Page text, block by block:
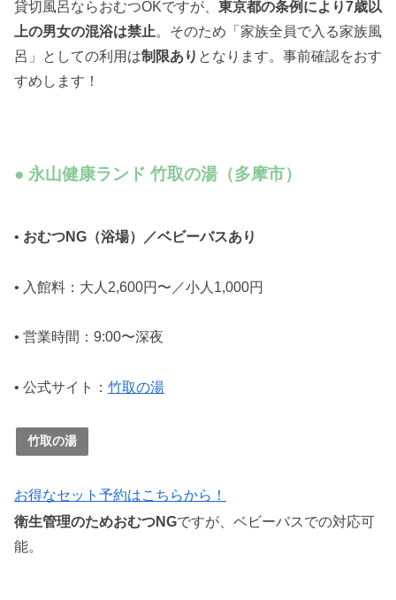
貸切風呂ならおむつOKですが、 東京都の条例により7歳以
上の男女の混浴は禁止。そのため「家族全員で入る家族風
呂」としての利用は制限あり となります。事前確認をおす
すめします！
● 永山健康ランド 竹取の湯（多摩市）
• おむつNG（浴場）／ベビーバスあり
• 入館料：大人2,600円〜／小人1,000円
• 営業時間：9:00〜深夜
• 公式サイト： 竹取の湯
竹取の湯
お得なセット予約はこちらから！
衛生管理のためおむつNGですが、ベビーバスでの対応可
能。